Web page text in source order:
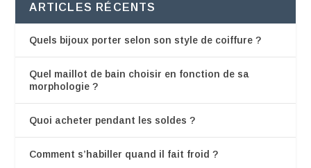
ARTICLES RÉCENTS
Quels bijoux porter selon son style de coiffure ?
Quel maillot de bain choisir en fonction de sa
morphologie ?
Quoi acheter pendant les soldes ?
Comment s’habiller quand il fait froid ?